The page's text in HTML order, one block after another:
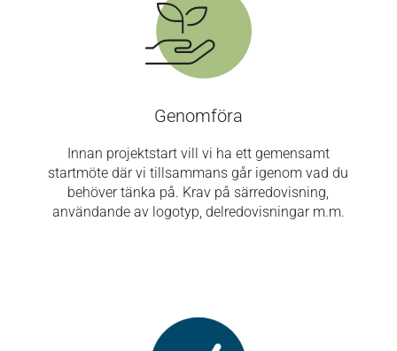
Genomföra
Innan projektstart vill vi ha ett gemensamt
startmöte där vi tillsammans går igenom vad du
behöver tänka på. Krav på särredovisning,
användande av logotyp, delredovisningar m.m.